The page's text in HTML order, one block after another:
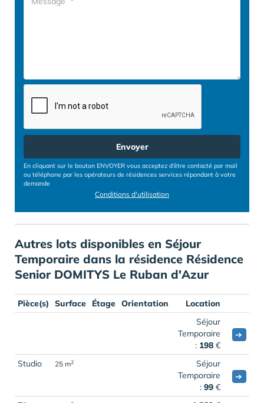
Envoyer
En cliquant sur le bouton ENVOYER vous acceptez d’être contacté par mail
ou téléphone par les opérateurs de résidences services répondant à votre
demande
Conditions d'utilisation
Autres lots disponibles en Séjour
Temporaire dans la résidence Résidence
Senior DOMITYS Le Ruban d'Azur
Pièce(s) Surface Étage Orientation
Location
Séjour
Temporaire
: 198 €
➔
Studio 25 m2
Séjour
Temporaire
: 99 €
➔